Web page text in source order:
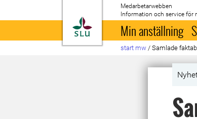
Till startsida
Medarbetarwebben
Information och service för
Min anställning
start mw / Samlade